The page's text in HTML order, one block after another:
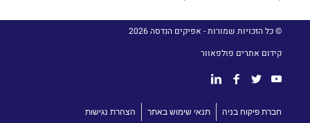
© כל הזכויות שמורות - אפיקים הנדסה 2026
קידום אתרים פולפאוור
חברת פיקוח בניה תנאי שימוש באתר הצהרת נגישות